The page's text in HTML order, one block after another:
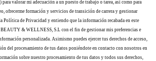
valorar mi adecuación a un puesto de trabajo o tarea, así como para
ofrecerme formación y servicios de transición de carrera y gestionar
Política de Privacidad y entiendo que la información recabada en este
& WELLNESS, S.L con el fin de gestionar mis preferencias e
personalizada. Asimismo puedes ejercer tus derechos de acceso,
del procesamiento de tus datos poniéndote en contacto con nosotros en
sobre nuestro procesamiento de tus datos y todos sus derechos,